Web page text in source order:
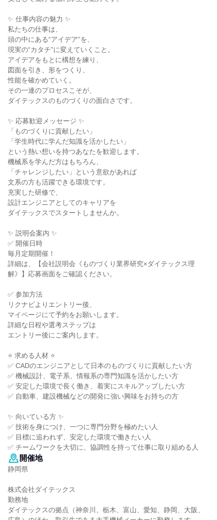
✨ 仕事内容の魅力 ✨
私たちの仕事は、
頭の中にある“アイデア”を、
現実の“カタチ”に変えていくこと。
アイデアをもとに構想を練り、
図面を引き、形をつくり、
性能を確かめていく。
その一連のプロセスこそが、
ダイテックスのものづくりの面白さです。
✨ 応募歓迎メッセージ ✨
「ものづくりに貢献したい」
「学生時代に学んだ知識を活かしたい」
という熱い想いを持つあなたを歓迎します。
機械系を学んだ方はもちろん、
「チャレンジしたい」という意欲があれば
文系の方も活躍できる環境です。
充実した研修で、
設計エンジニアとしてのキャリアを
ダイテックスでスタートしませんか。
✨ 説明会案内 ✨
✅ 開催日時
毎月定期開催！
詳細は、【会社説明会《ものづくり業界研究×ダイテックス理
解》】応募画面をご確認ください。
✅ 参加方法
リクナビよりエントリー後、
マイページにて予約をお願いします。
詳細な日程や選考ステップは
エントリー後にご案内します。
⭐ 求める人材 ⭐
✅ CADのエンジニアとして日本のものづくりに貢献したい方
✅ 機械設計、電子系、情報系の専門知識を活かしたい方
✅ 安定した環境で長く働き、着実にスキルアップしたい方
✅ 自動車、建設機械などの開発に強い興味をお持ちの方
✨ 向いている方 ✨
✅ 技術を身につけ、一つに専門分野を極めたい人
✅ 目標に追われず、安定した環境で働きたい人
✅ チームワークを大切に、協調性を持って仕事に取り組める人
開催地
静岡県
株式会社ダイテックス
勤務地
ダイテックスの拠点（神奈川、栃木、富山、愛知、静岡、大阪、